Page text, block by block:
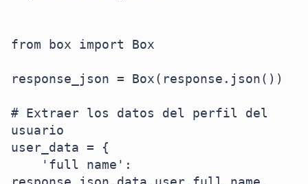
from box import Box
response_json = Box(response.json())
# Extraer los datos del perfil del
usuario
user_data = {